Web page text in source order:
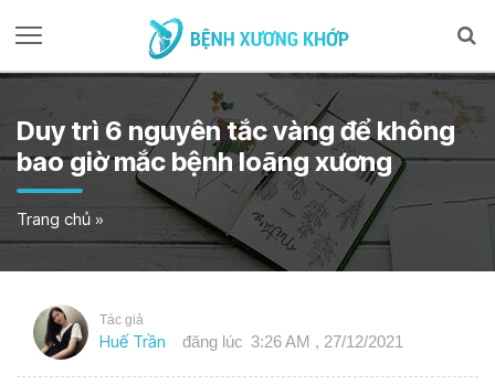
Duy trì 6 nguyên tắc vàng để không
bao giờ mắc bệnh loãng xương
Trang chủ »
Tác giả
Huế Trần đăng lúc 3:26 AM , 27/12/2021